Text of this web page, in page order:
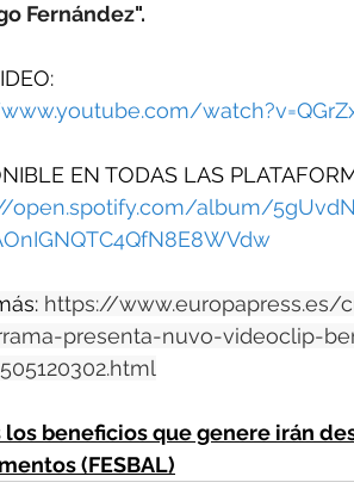
Fernández".
EN TODAS LAS
open.spotify.com/album/
https://
presenta-nuvo-videoclip-
los beneficios que genere irán
(FESBAL)